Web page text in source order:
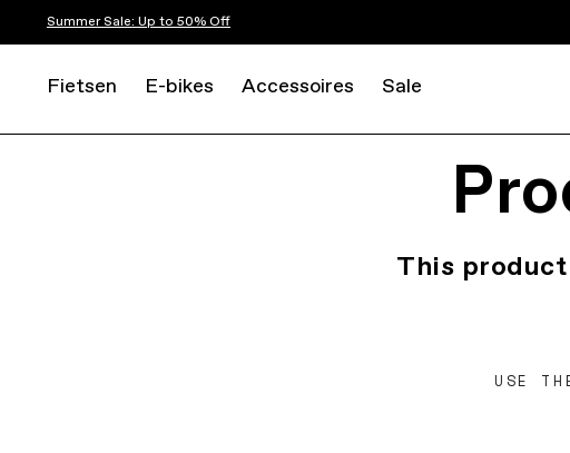
Summer Sale: Up to 50% Off
Fietsen E-bikes Accessoires Sale
This
USE